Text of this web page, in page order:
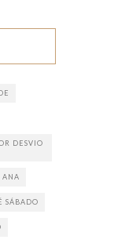
DESVIO
ANA
SÁBADO